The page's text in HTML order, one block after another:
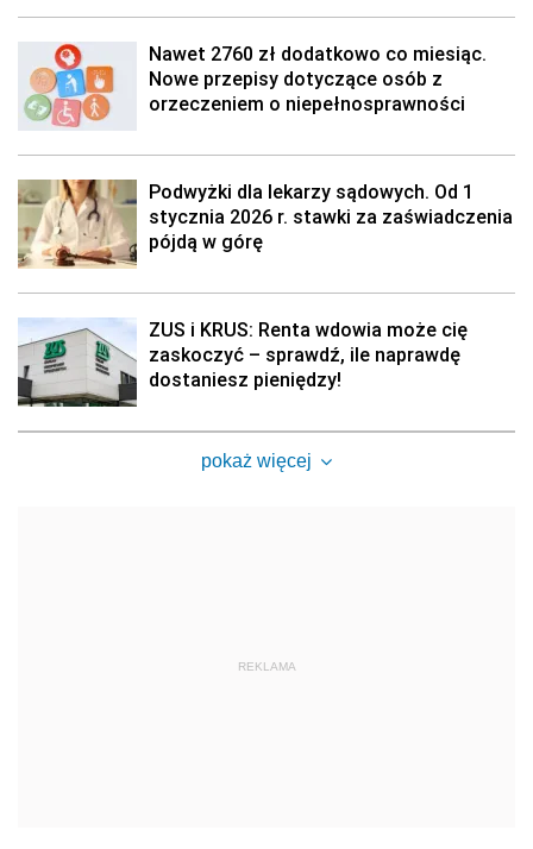
Nawet 2760 zł dodatkowo co miesiąc.
Nowe przepisy dotyczące osób z
orzeczeniem o niepełnosprawności
Podwyżki dla lekarzy sądowych. Od 1
stycznia 2026 r. stawki za zaświadczenia
pójdą w górę
ZUS i KRUS: Renta wdowia może cię
zaskoczyć – sprawdź, ile naprawdę
dostaniesz pieniędzy!
pokaż więcej
REKLAMA